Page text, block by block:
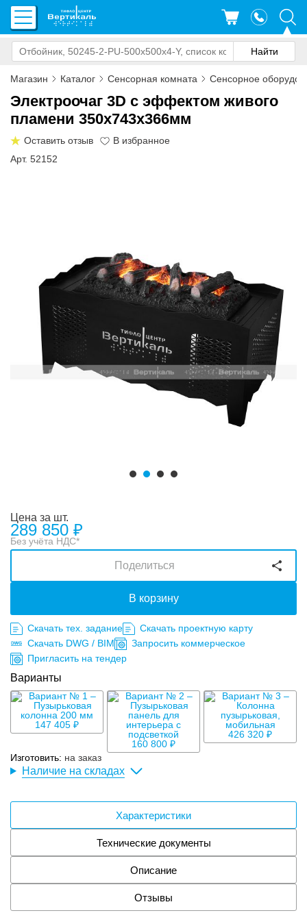
Магазин Каталог Сенсорная комната Сенсорное
Электроочаг 3D с эффектом живого
пламени 350х743х366мм
Оставить отзыв
Арт. 52152
Цена за шт.
289 850 ₽
Без учёта НДС*
Изготовить: на заказ
В корзину
Поделиться
Скачать тех. задание
Скачать проектную карту
Скачать DWG / BIM
Запросить коммерческое
Пригласить на тендер
Варианты
147 405 ₽
160 800 ₽
426 320 ₽
Наличие на складах
Характеристики
Технические документы
Описание
Отзывы